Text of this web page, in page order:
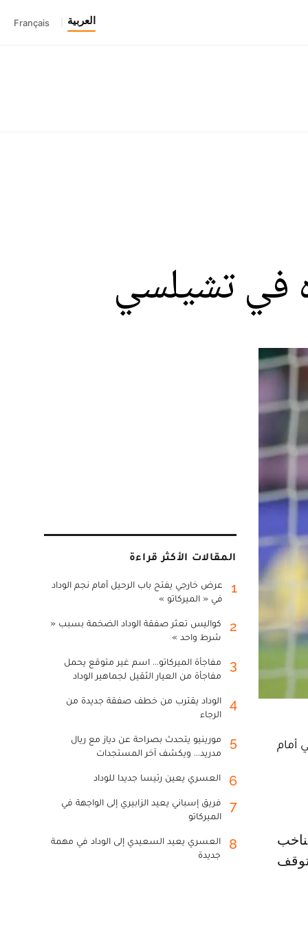
العربية Français
في تشيلسي
أمام
توقف
المقالات الأكثر قراءة
1
عرض خارجي يفتح باب الرحيل أمام نجم الوداد
في « الميركاتو »
2
كواليس تعثر صفقة الوداد الضخمة بسبب «
شرط واحد »
3
مفاجأة الميركاتو... اسم غير متوقع يحمل
مفاجأة من العيار الثقيل لجماهير الوداد
4
الوداد يقترب من خطف صفقة جديدة من
الرجاء
5
مورينيو يتحدث بصراحة عن دياز مع ريال
مدريد... ويكشف آخر المستجدات
6 العسري يعين رئيسا جديدا للوداد
7
فريق إسباني يعيد الزابيري إلى الواجهة في
الميركاتو
8
العسري يعيد السعيدي إلى الوداد في مهمة
جديدة